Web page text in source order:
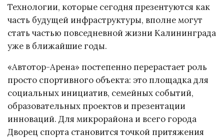
Технологии, которые сегодня презентуются как
часть будущей инфраструктуры, вполне могут
стать частью повседневной жизни Калининграда
уже в ближайшие годы.
«Автотор-Арена» постепенно перерастает роль
просто спортивного объекта: это площадка для
социальных инициатив, семейных событий,
образовательных проектов и презентации
инноваций. Для микрорайона и всего города
Дворец спорта становится точкой притяжения